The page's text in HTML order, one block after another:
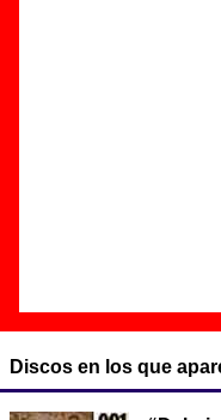
Discos en los que